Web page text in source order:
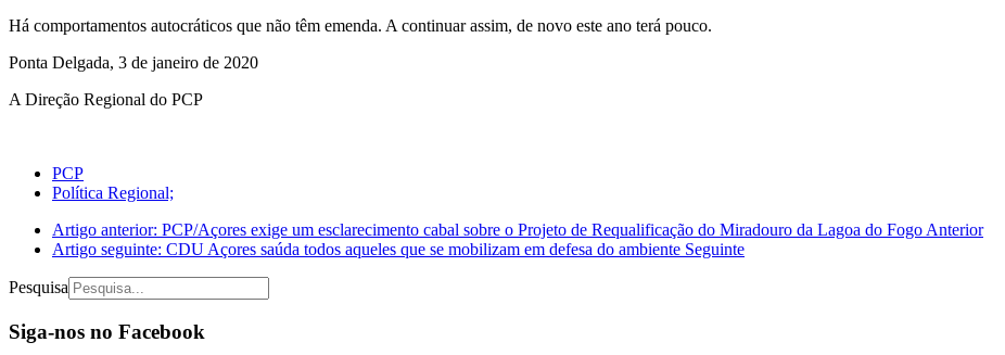
Há comportamentos autocráticos que não têm emenda. A continuar assim, de novo este ano terá pouco.
Ponta Delgada, 3 de janeiro de 2020
A Direção Regional do PCP
PCP
Política Regional;
Artigo anterior: PCP/Açores exige um esclarecimento cabal sobre o Projeto de Requalificação do Miradouro da Lagoa do FogoAnterior
Artigo seguinte: CDU Açores saúda todos aqueles que se mobilizam em defesa do ambiente Seguinte
Pesquisa
Siga-nos no Facebook